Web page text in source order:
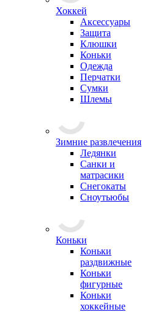
Хоккей
Аксессуары
Защита
Клюшки
Коньки
Одежда
Перчатки
Сумки
Шлемы
Зимние развлечения
Ледянки
Санки и
матрасики
Снегокаты
Сноутьюбы
Коньки
Коньки
раздвижные
Коньки
фигурные
Коньки
хоккейные